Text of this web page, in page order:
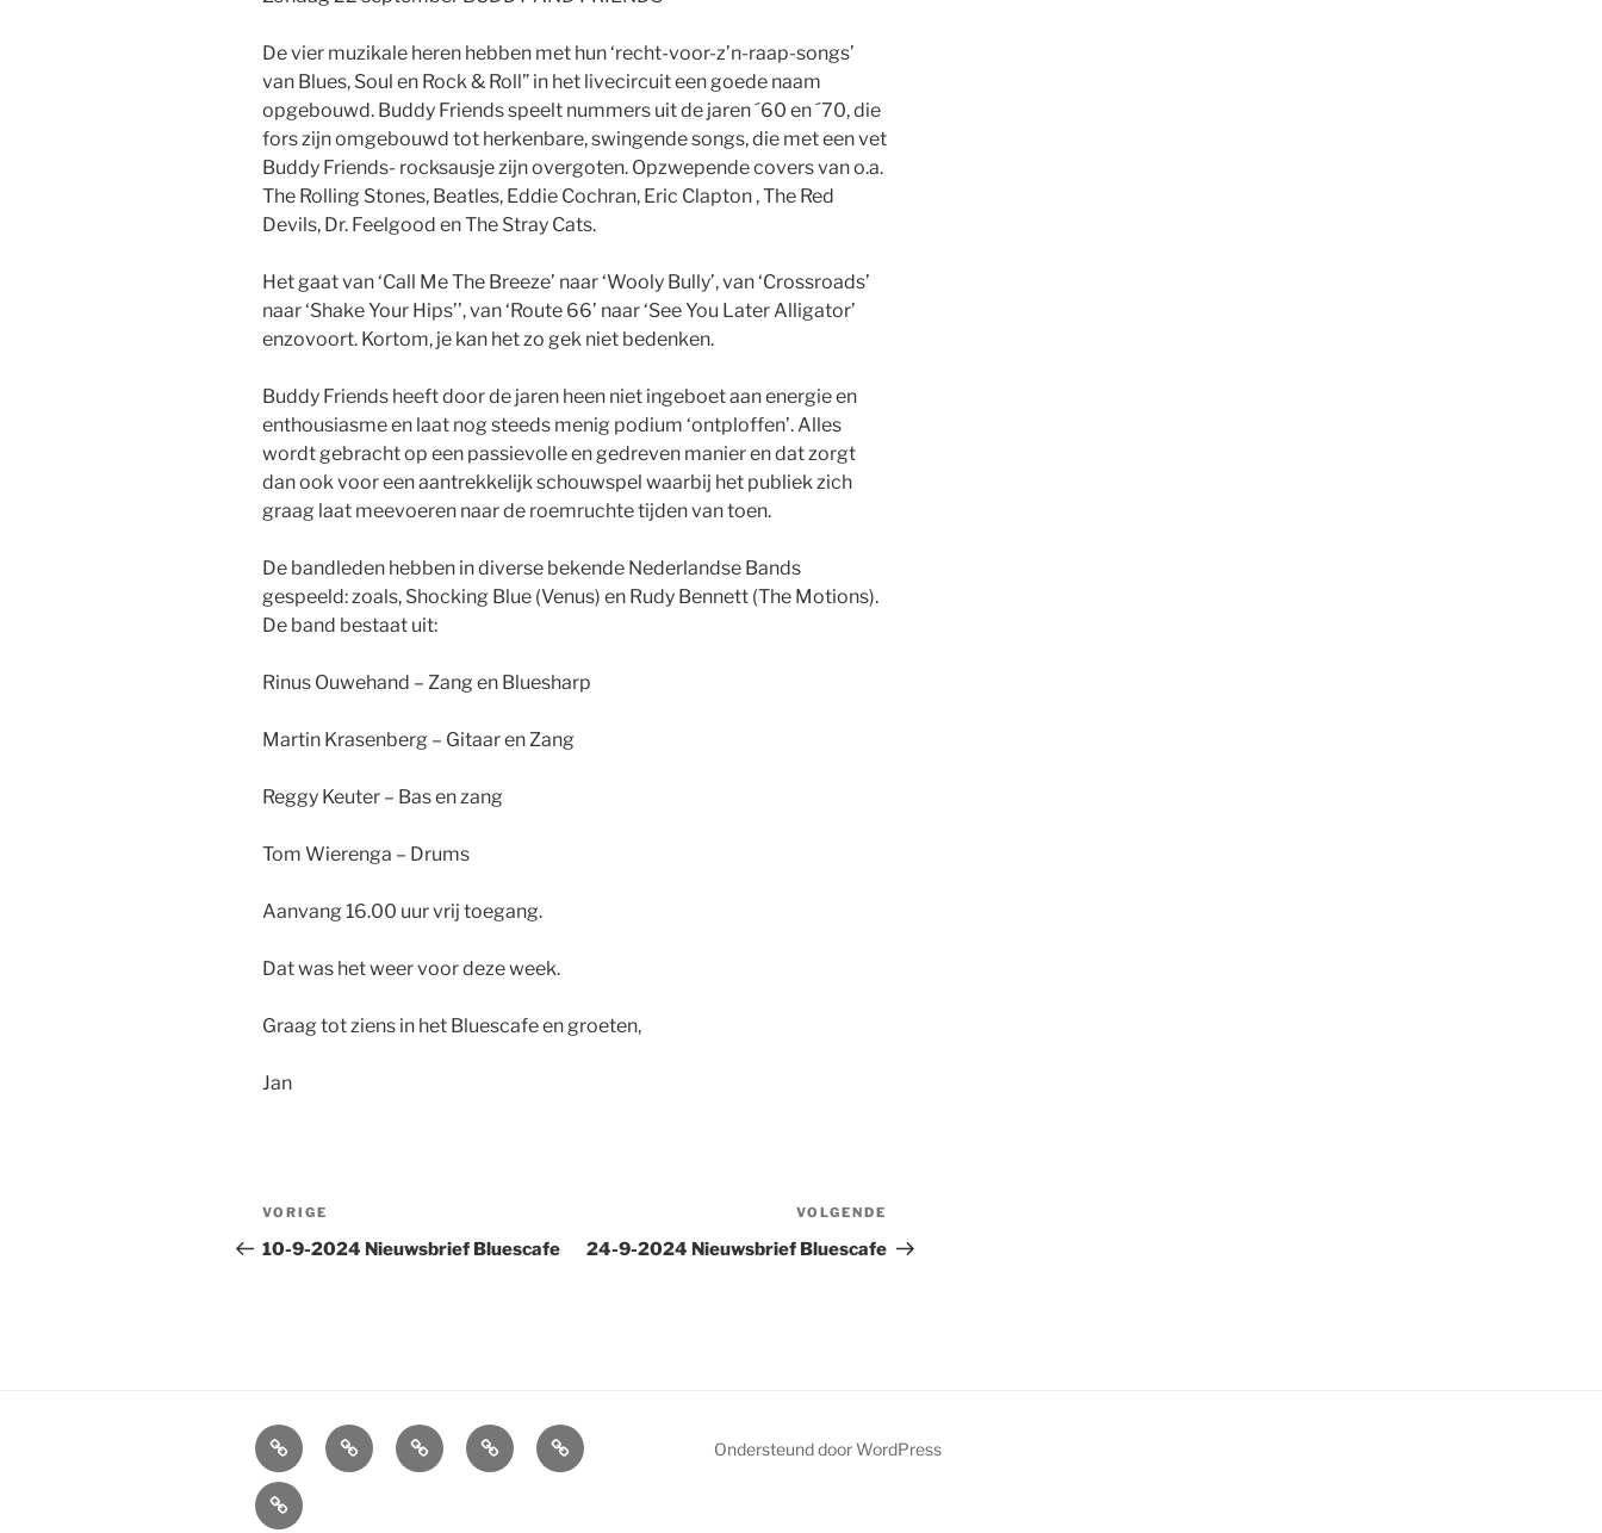
De vier muzikale heren hebben met hun ‘recht-voor-z’n-raap-songs’
van Blues, Soul en Rock & Roll” in het livecircuit een goede naam
opgebouwd. Buddy Friends speelt nummers uit de jaren ´60 en ´70, die
fors zijn omgebouwd tot herkenbare, swingende songs, die met een vet
Buddy Friends- rocksausje zijn overgoten. Opzwepende covers van o.a.
The Rolling Stones, Beatles, Eddie Cochran, Eric Clapton , The Red
Devils, Dr. Feelgood en The Stray Cats.
Het gaat van ‘Call Me The Breeze’ naar ‘Wooly Bully’, van ‘Crossroads’
naar ‘Shake Your Hips’’, van ‘Route 66’ naar ‘See You Later Alligator’
enzovoort. Kortom, je kan het zo gek niet bedenken.
Buddy Friends heeft door de jaren heen niet ingeboet aan energie en
enthousiasme en laat nog steeds menig podium ‘ontploffen’. Alles
wordt gebracht op een passievolle en gedreven manier en dat zorgt
dan ook voor een aantrekkelijk schouwspel waarbij het publiek zich
graag laat meevoeren naar de roemruchte tijden van toen.
De bandleden hebben in diverse bekende Nederlandse Bands
gespeeld: zoals, Shocking Blue (Venus) en Rudy Bennett (The Motions).
De band bestaat uit:
Rinus Ouwehand – Zang en Bluesharp
Martin Krasenberg – Gitaar en Zang
Reggy Keuter – Bas en zang
Tom Wierenga – Drums
Aanvang 16.00 uur vrij toegang.
Dat was het weer voor deze week.
Graag tot ziens in het Bluescafe en groeten,
Jan
Bericht
navigatie
Vorig
bericht
VORIGE
10-9-2024 Nieuwsbrief Bluescafe
bericht
VOLGENDE
24-9-2024 Nieuwsbrief Bluescafe
Agenda Boekingen
Bands
Info
en
Socials
Bluescafe
Home
Overlijden
William
Ondersteund door WordPress